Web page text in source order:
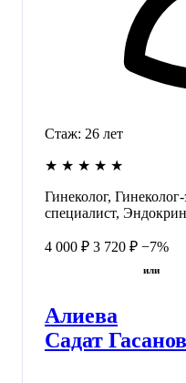
Стаж: 26 лет
★ ★ ★ ★ ★
Гинеколог,
специалист,
4 000 ₽ 3 720 ₽ −7%
или
Алиева
Садат